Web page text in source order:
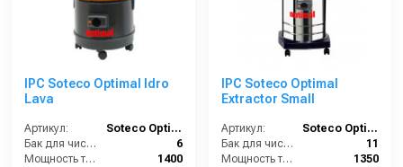
IPC Soteco Optimal Idro
Lava
Артикул:
Soteco Optimal Idro Lava
Бак для чистой воды (л):
6
Мощность турбины (Вт):
1400
IPC Soteco Optimal
Extractor Small
Артикул:
Soteco Optimal Extractor Small
Бак для чистой воды (л):
11
Мощность турбины (Вт):
1350